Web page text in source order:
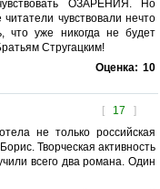
ОЗАРЕНИЯ. Но
чувствовали нечто
что уже никогда не будет
Стругацким!
Оценка: 10
[ 17 ]
не только российская
Творческая активность
всего два романа. Один